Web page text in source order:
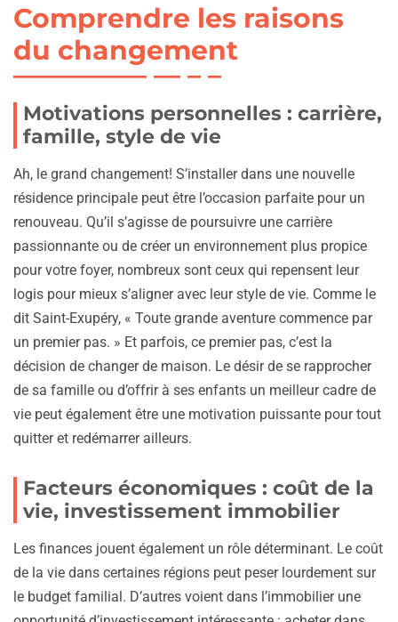
Comprendre les raisons
du changement
Motivations personnelles : carrière,
famille, style de vie
Ah, le grand changement! S’installer dans une nouvelle
résidence principale peut être l’occasion parfaite pour un
renouveau. Qu’il s’agisse de poursuivre une carrière
passionnante ou de créer un environnement plus propice
pour votre foyer, nombreux sont ceux qui repensent leur
logis pour mieux s’aligner avec leur style de vie. Comme le
dit Saint-Exupéry, « Toute grande aventure commence par
un premier pas. » Et parfois, ce premier pas, c’est la
décision de changer de maison. Le désir de se rapprocher
de sa famille ou d’offrir à ses enfants un meilleur cadre de
vie peut également être une motivation puissante pour tout
quitter et redémarrer ailleurs.
Facteurs économiques : coût de la
vie, investissement immobilier
Les finances jouent également un rôle déterminant. Le coût
de la vie dans certaines régions peut peser lourdement sur
le budget familial. D’autres voient dans l’immobilier une